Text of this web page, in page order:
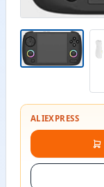
ALIEXPRESS